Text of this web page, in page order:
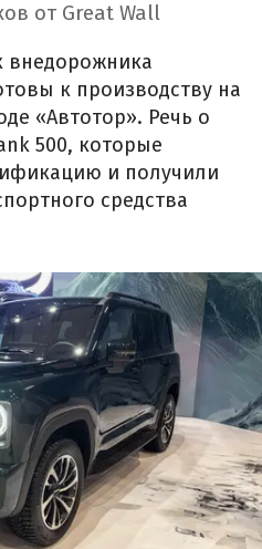
от Great Wall
внедорожника
к производству на
«Автотор». Речь о
500, которые
и получили
средства